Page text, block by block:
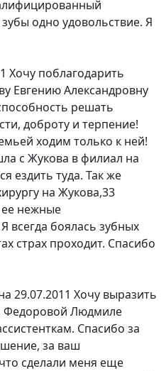
одно удовольствие. Я
Хочу поблагодарить
Евгению Александровну
решать
доброту и терпение!
ходим только к ней!
с Жукова в филиал на
ездить туда. Так же
на Жукова,33
нежные
всегда боялась зубных
страх проходит. Спасибо
29.07.2011 Хочу выразить
Федоровой Людмиле
Спасибо за
за ваш
сделали меня еще